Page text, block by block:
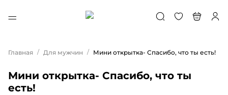
Главная / Для мужчин / Мини открытка- Спасибо, что ты есть!
Мини открытка- Спасибо, что ты
есть!